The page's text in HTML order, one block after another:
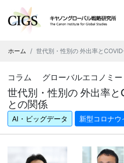
ホーム 世代別・性別の 外出率と
コラム グローバルエコノミ
世代別・性別の 外出率
との関係
AI・ビッグデータ 新型コロナウ